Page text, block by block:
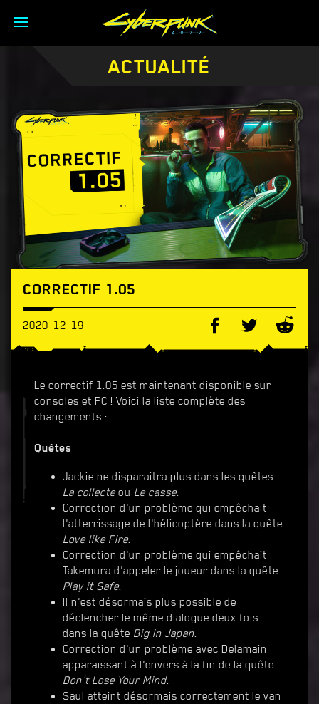
ACTUALITÉ
CORRECTIF 1.05
2020-12-19
Le correctif 1.05 est maintenant disponible sur
consoles et PC ! Voici la liste complète des
changements :
Quêtes
Jackie ne disparaitra plus dans les quêtes
La collecteou Le casse.
Correction d'un problème qui empêchait
l'atterrissage de l'hélicoptère dans la quête
Love like Fire.
Correction d'un problème qui empêchait
Takemura d'appeler le joueur dans la quête
Play it Safe.
Il n'est désormais plus possible de
déclencher le même dialogue deux fois
dans la quête Big in Japan.
Correction d'un problème avec Delamain
apparaissant à l'envers à la fin de la quête
Don't Lose Your Mind.
Saul atteint désormais correctement le van